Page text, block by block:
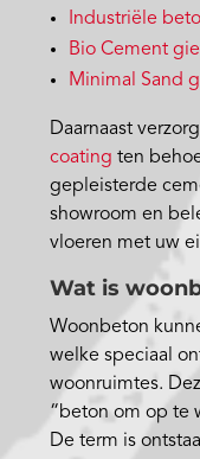
Industriële
Bio Cement
Minimal Sand
Daarnaast
coating ten
gepleisterde
showroom en
vloeren met uw
Wat is
Woonbeton
welke speciaal
woonruimtes.
“beton om op te
De term is